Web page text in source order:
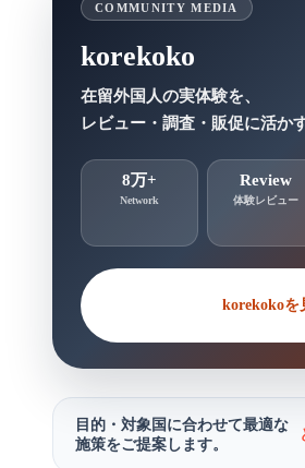
COMMUNITY MEDIA
korekoko
在留外国人の実体験を、
レビュー・調査・販促に活か
8万+
Network
Review
体験レビュー
korekoko
目的・対象国に合わせて最適な
施策をご提案します。